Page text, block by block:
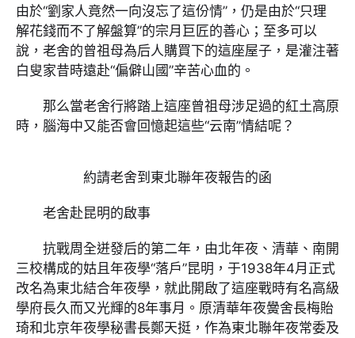
由於“劉家人竟然一向沒忘了這份情”，仍是由於“只理
解花錢而不了解盤算”的宗月巨匠的善心；至多可以
說，老舍的曾祖母為后人購買下的這座屋子，是灌注著
白叟家昔時遠赴“偏僻山國”辛苦心血的。
那么當老舍行將踏上這座曾祖母涉足過的紅土高原
時，腦海中又能否會回憶起這些“云南”情結呢？
約請老舍到東北聯年夜報告的函
老舍赴昆明的啟事
抗戰周全迸發后的第二年，由北年夜、清華、南開
三校構成的姑且年夜學“落戶”昆明，于1938年4月正式
改名為東北結合年夜學，就此開啟了這座戰時有名高級
學府長久而又光輝的8年事月。原清華年夜黌舍長梅貽
琦和北京年夜學秘書長鄭天挺，作為東北聯年夜常委及